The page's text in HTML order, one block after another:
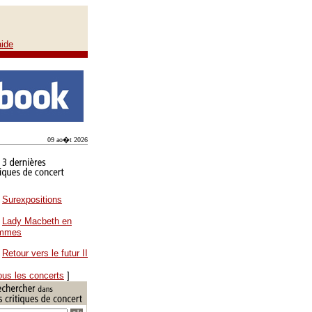
09 ao�t 2026
Surexpositions
Lady Macbeth en
Retour vers le futur II
les concerts ]